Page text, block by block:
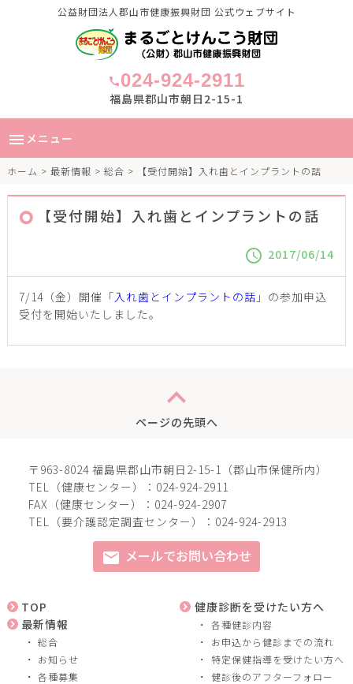
公益財団法人郡山市健康振興財団 公式ウェブサイト
call024-924-2911
福島県郡山市朝日2-15-1
menu メニュー
ホーム > 最新情報 > 総合 > 【受付開始】入れ歯とインプラントの話
【受付開始】入れ歯とインプラントの話
schedule 2017/06/14
7/14（金）開催「入れ歯とインプラントの話 」の参加申込
受付を開始いたしました。
expand_less
ページの先頭へ
〒963-8024 福島県郡山市朝日2-15-1（郡山市保健所内）
TEL（健康センター）：024-924-2911
FAX（健康センター）：024-924-2907
TEL（要介護認定調査センター）：024-924-2913
mail メールでお問い合わせ
TOP
最新情報
総合
お知らせ
各種募集
健康診断を受けたい方へ
各種健診内容
お申込から健診までの流れ
特定保健指導を受けたい方へ
健診後のアフターフォロー